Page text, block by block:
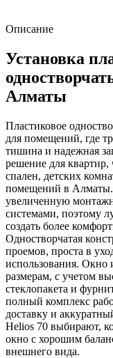
Описание
Установка
Алматы
Пластиковое
для помещений, где
тишина и надежная
решение для
спален, детских
помещений в Алматы.
увеличенную
системами, поэтому
создать более
Одностворчатая
проемов, проста в
использования. Окно
размерам, с учетом
стеклопакета и
полный комплекс
доставку и
Helios 70 выбирают,
окно с хорошим
внешнего вида.